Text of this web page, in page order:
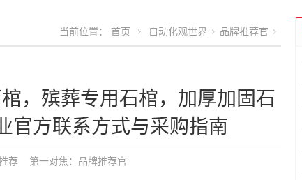
当前位置： 首页 自动化观世界 品牌推荐官
，殡葬专用石棺，加厚加固石
官方联系方式与采购指南
荐 第一对焦： 品牌推荐官